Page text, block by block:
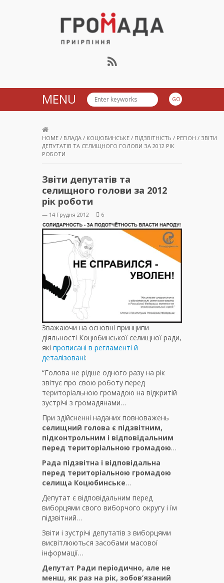
Громада Приірпіння
MENU
HOME / ВЛАДА / КОЦЮБИНСЬКЕ / ПІДЗВІТНІСТЬ / РЕГІОН / ЗВІТИ
ДЕПУТАТІВ ТА СЕЛИЩНОГО ГОЛОВИ ЗА 2012 РІК
РОБОТИ
Звіти депутатів та
селищного голови за 2012
рік роботи
— 14 Грудня 2012 6
Зважаючи на основні принципи
діяльності Коцюбинської селищної ради,
які прописані в регламенті й
деталізовані:
“Голова не рідше одного разу на рік
звітує про свою роботу перед
територіальною громадою на відкритій
зустрічі з громадянами…
При здійсненні наданих повноважень
селищний голова є підзвітним,
підконтрольним і відповідальним
перед територіальною громадою…
Рада підзвітна і відповідальна
перед територіальною громадою
селища Коцюбинське…
Депутат є відповідальним перед
виборцями свого виборчого округу і їм
підзвітний…
Звіти і зустрічі депутатів з виборцями
висвітлюються засобами масової
інформації…
Депутат Ради періодично, але не
менш, як раз на рік, зобов’язаний